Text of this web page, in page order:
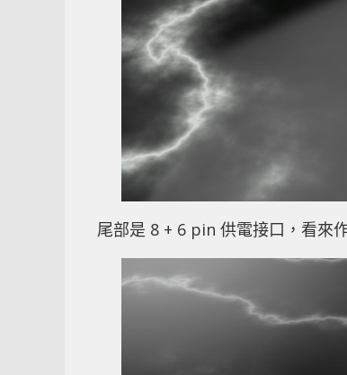
尾部是 8 + 6 pin 供電接口，看來